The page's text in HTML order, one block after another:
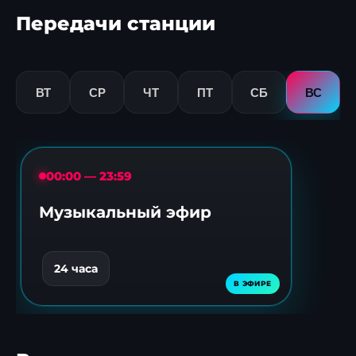
Передачи станции
ВТ СР ЧТ ПТ СБ ВС
00:00 — 23:59
Музыкальный эфир
24 часа